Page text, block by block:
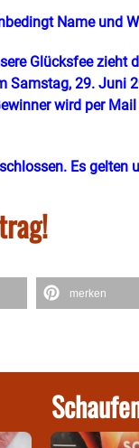
Name und
Glücksfee zieht
Samstag, 29. Juni
wird per
Es
merken